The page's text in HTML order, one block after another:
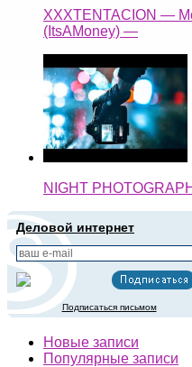
XXXTENTACION —
(ItsAMoney) —
NIGHT
Деловой интернет
Подписаться письмом
Новые записи
Популярные записи